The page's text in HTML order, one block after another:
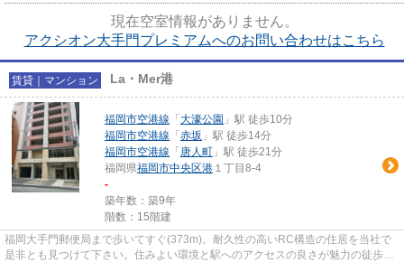
見た目もキレイで機能的なお部...
現在空室情報がありません。
アクシオン大手門プレミアムへのお問い合わせはこちら
賃貸｜マンション La・Mer港
福岡市空港線 「大濠公園 」駅 徒歩10分
福岡市空港線 「赤坂 」駅 徒歩14分
福岡市空港線 「唐人町 」駅 徒歩21分
福岡県福岡市中央区港 １丁目8-4
-
築年数：築9年
階数：15階建
福岡大手門郵便局まで歩いてすぐ(373m)。耐久性の高いRC構造の住居を当社で
是非とも見つけて下さい。住みよい環境と駅へのアクセスの良さが魅力の徒歩10